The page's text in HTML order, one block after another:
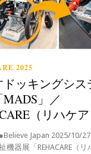
2025
ドッキングシス
」／
（リハケ
Japan 2025/10/
機器展「REHACARE（リ